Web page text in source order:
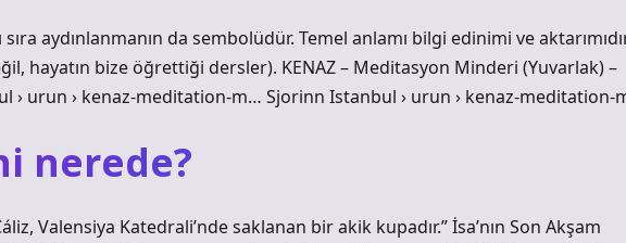
aydınlanmanın da sembolüdür. Temel anlamı bilgi edinimi ve
hayatın bize öğrettiği dersler). KENAZ – Meditasyon Minderi (Yuvarlak) –
› urun › kenaz-meditation-m… Sjorinn Istanbul › urun › kenaz-meditation-
nerede?
Valensiya Katedrali’nde saklanan bir akik kupadır.” İsa’nın Son Akşam